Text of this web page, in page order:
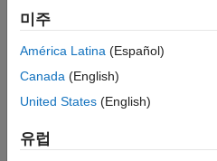
Follow these steps to install the
Vehicle Dynamics Blockset™
미주
América Latina (Español)
Canada (English)
United States (English)
유럽